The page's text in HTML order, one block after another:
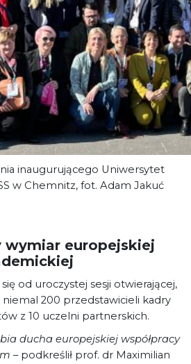
inaugurującego Uniwersytet
w Chemnitz, fot. Adam Jakuć
wymiar europejskiej
od uroczystej sesji otwierającej,
200 przedstawicieli kadry
z 10 uczelni partnerskich.
ducha europejskiej współpracy
– podkreślił prof. dr Maximilian